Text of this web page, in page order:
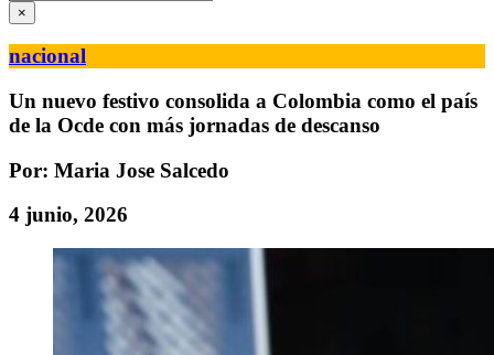
×
nacional
Un nuevo festivo consolida a Colombia como el país
de la Ocde con más jornadas de descanso
Por: Maria Jose Salcedo
4 junio, 2026